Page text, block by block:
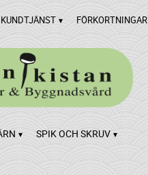
KUNDTJÄNST FÖRKORTNINGAR
SPIK OCH SKRUV